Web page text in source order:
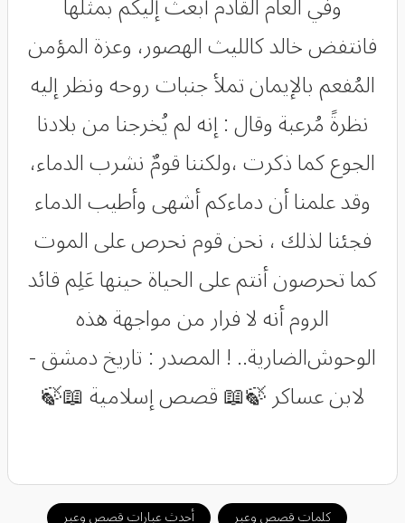
ﻓﺎﻧﺘﻔﺾ ﺧﺎﻟﺪ ﻛﺎﻟﻠﻴﺚ ﺍﻟﻬﺼﻮﺭ، ﻭﻋﺰﺓ ﺍﻟﻤﺆﻣﻦ
ﺍﻟﻤُﻔﻌﻢ ﺑﺎﻹﻳﻤﺎﻥ ﺗﻤﻸ ﺟﻨﺒﺎﺕ ﺭﻭﺣﻪ ﻭﻧﻈﺮ ﺇﻟﻴﻪ
ﻧﻈﺮﺓً ﻣُﺮﻋﺒﺔ ﻭﻗﺎﻝ : ﺇﻧﻪ ﻟﻢ ﻳُﺨﺮﺟﻨﺎ ﻣﻦ ﺑﻼﺩﻧﺎ
ﺍﻟﺠﻮﻉ ﻛﻤﺎ ذكرت ،ﻭﻟﻜﻨﻨﺎ ﻗﻮﻡٌ ﻧﺸﺮﺏ ﺍﻟﺪﻣﺎﺀ،
ﻭﻗﺪ ﻋﻠﻤﻨﺎ ﺃﻥ ﺩﻣﺎﺀﻛﻢ ﺃﺷﻬﻰ ﻭﺃﻃﻴﺐ ﺍﻟﺪﻣﺎﺀ
ﻓﺠﺌﻨﺎ ﻟﺬﻟﻚ ، ﻧﺤﻦ ﻗﻮﻡ ﻧﺤﺮﺹ ﻋﻠﻰ ﺍﻟﻤﻮﺕ
ﻛﻤﺎ ﺗﺤﺮﺻﻮﻥ ﺃﻧﺘﻢ ﻋﻠﻰ ﺍﻟﺤﻴﺎﺓ ﺣﻴﻨﻬﺎ ﻋَﻠِﻢ ﻗﺎﺋﺪ
ﺍﻟﺮﻭﻡ ﺃﻧﻪ ﻻ ﻓﺮﺍﺭ ﻣﻦ ﻣﻮﺍﺟﻬﺔ ﻫﺬﻩ
ﺍﻟﻮﺣﻮﺵﺍﻟﻀﺎﺭﻳﺔ.. ! المصدر : تاريخ دمشق -
لابن عساكر 🍃📖 قصص إسلامية 📖🍃
كلمات قصص وعبر أحدث عبارات قصص وعبر